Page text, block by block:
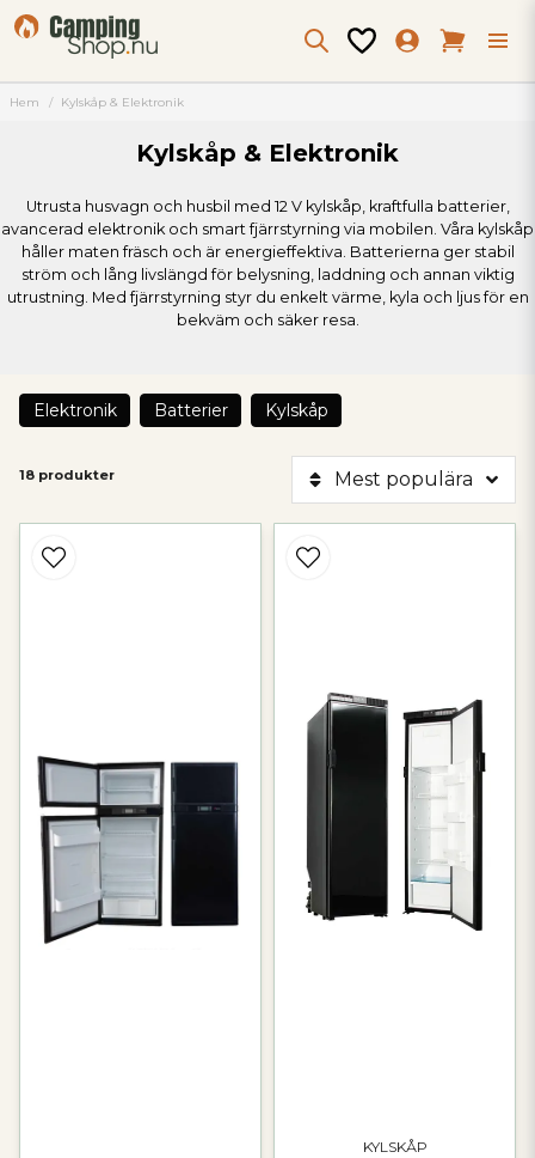
Hem Kylskåp & Elektronik
Kylskåp & Elektronik
Utrusta husvagn och husbil med 12 V kylskåp, kraftfulla batterier,
avancerad elektronik och smart fjärrstyrning via mobilen. Våra kylskåp
håller maten fräsch och är energieffektiva. Batterierna ger stabil
ström och lång livslängd för belysning, laddning och annan viktig
utrustning. Med fjärrstyrning styr du enkelt värme, kyla och ljus för en
bekväm och säker resa.
Elektronik Batterier Kylskåp
18 produkter Mest populära
KYLSKÅP